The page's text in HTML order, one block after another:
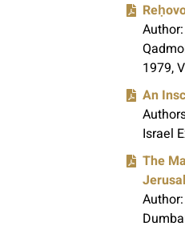
1979,
An
Israel
The